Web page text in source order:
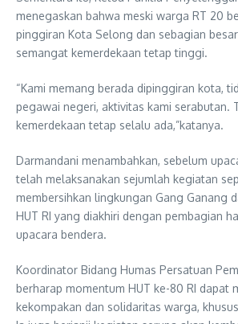
menegaskan bahwa meski warga RT 20
pinggiran Kota Selong dan sebagian
semangat kemerdekaan tetap tinggi.
“Kami memang berada dipinggiran kota,
pegawai negeri, aktivitas kami serabutan.
kemerdekaan tetap selalu ada,”katanya.
Darmandani menambahkan, sebelum
telah melaksanakan sejumlah kegiatan
membersihkan lingkungan Gang Ganang
HUT RI yang diakhiri dengan pembagian
upacara bendera.
Koordinator Bidang Humas Persatuan
berharap momentum HUT ke-80 RI dapat
kekompakan dan solidaritas warga,